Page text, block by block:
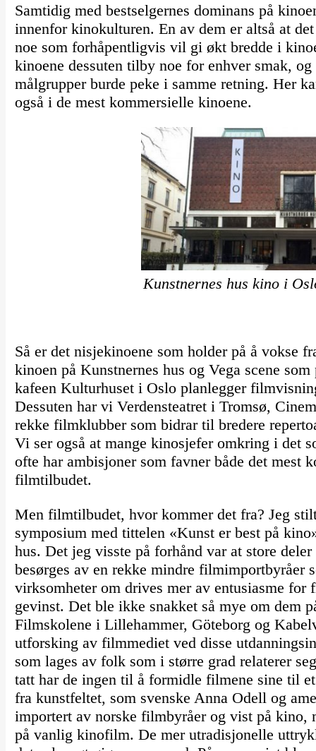
Samtidig med bestselgernes dominans på
innenfor kinokulturen. En av dem er altså at
noe som forhåpentligvis vil gi økt bredde i
kinoene dessuten tilby noe for enhver smak,
målgrupper burde peke i samme retning. Her
også i de mest kommersielle kinoene.
Kunstnernes hus kino i
Så er det nisjekinoene som holder på å vokse
kinoen på Kunstnernes hus og Vega scene
kafeen Kulturhuset i Oslo planlegger
Dessuten har vi Verdensteatret i Tromsø,
rekke filmklubber som bidrar til bredere
Vi ser også at mange kinosjefer omkring i det
ofte har ambisjoner som favner både det mest
filmtilbudet.
Men filmtilbudet, hvor kommer det fra? Jeg
symposium med tittelen «Kunst er best på
hus. Det jeg visste på forhånd var at store
besørges av en rekke mindre filmimportbyråer
virksomheter om drives mer av entusiasme
gevinst. Det ble ikke snakket så mye om dem
Filmskolene i Lillehammer, Göteborg og
utforsking av filmmediet ved disse
som lages av folk som i større grad relaterer
tatt har de ingen til å formidle filmene sine til
fra kunstfeltet, som svenske Anna Odell og
importert av norske filmbyråer og vist på kino,
på vanlig kinofilm. De mer utradisjonelle